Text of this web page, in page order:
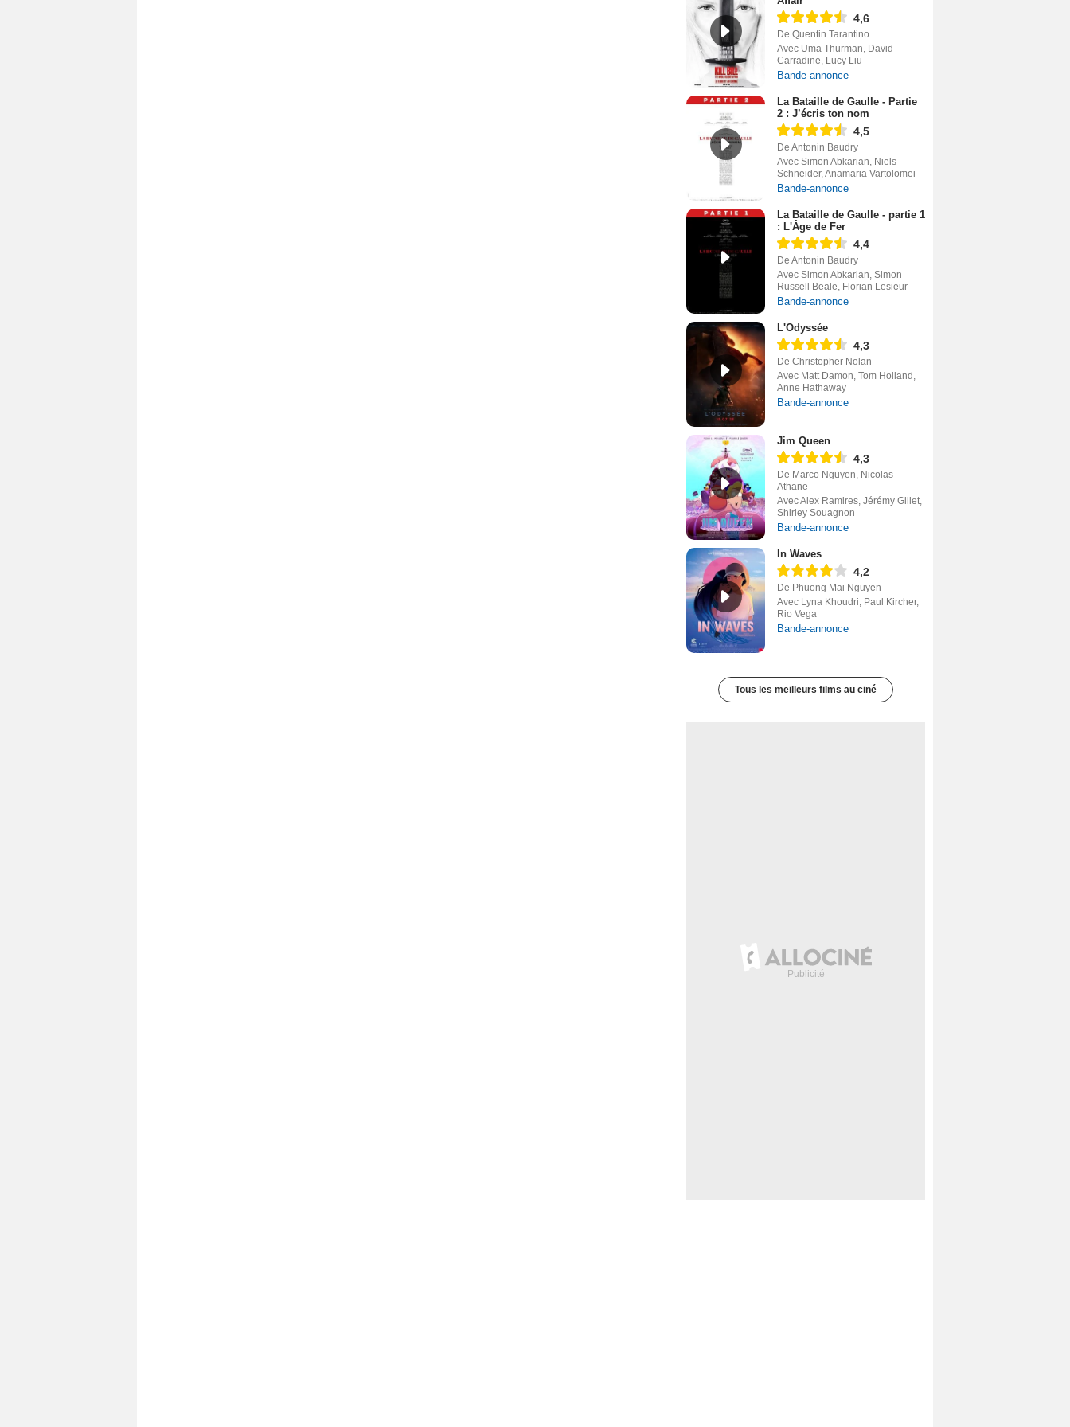
4,6
De Quentin Tarantino
Avec Uma Thurman, David
Carradine, Lucy Liu
Bande-annonce
La Bataille de Gaulle - Partie
2 : J’écris ton nom
4,5
De Antonin Baudry
Avec Simon Abkarian, Niels
Schneider, Anamaria Vartolomei
Bande-annonce
La Bataille de Gaulle - partie 1
: L'Âge de Fer
4,4
De Antonin Baudry
Avec Simon Abkarian, Simon
Russell Beale, Florian Lesieur
Bande-annonce
L'Odyssée
4,3
De Christopher Nolan
Avec Matt Damon, Tom Holland,
Anne Hathaway
Bande-annonce
Jim Queen
4,3
De Marco Nguyen, Nicolas
Athane
Avec Alex Ramires, Jérémy Gillet,
Shirley Souagnon
Bande-annonce
In Waves
4,2
De Phuong Mai Nguyen
Avec Lyna Khoudri, Paul Kircher,
Rio Vega
Bande-annonce
Tous les meilleurs films au ciné